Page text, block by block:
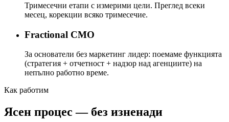
Тримесечни етапи с измерими цели. Преглед всеки
месец, корекции всяко тримесечие.
Fractional CMO
За основатели без маркетинг лидер: поемаме функцията
(стратегия + отчетност + надзор над агенциите) на
непълно работно време.
Как работим
Ясен процес — без изненади